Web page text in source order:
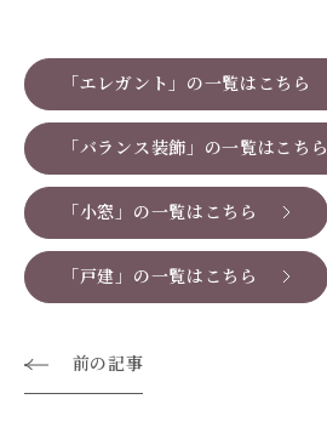
「エレガント」の一覧はこちら
「バランス装飾」の一覧はこちら
「小窓」の一覧はこちら
「戸建」の一覧はこちら
前の記事